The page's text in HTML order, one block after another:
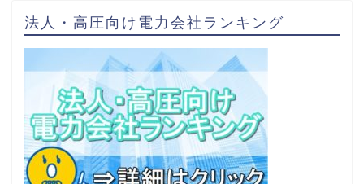
法人・高圧向け電力会社ランキング